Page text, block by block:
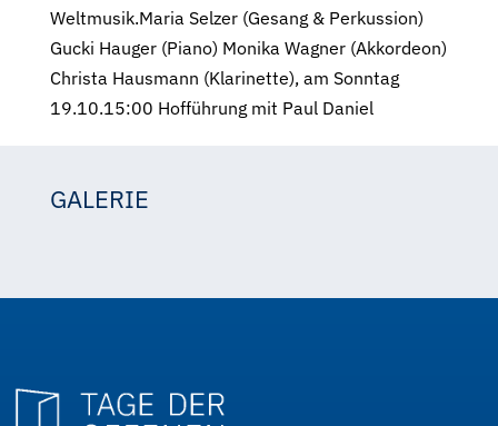
Weltmusik.Maria Selzer (Gesang & Perkussion)
Gucki Hauger (Piano) Monika Wagner (Akkordeon)
Christa Hausmann (Klarinette), am Sonntag
19.10.15:00 Hofführung mit Paul Daniel
GALERIE